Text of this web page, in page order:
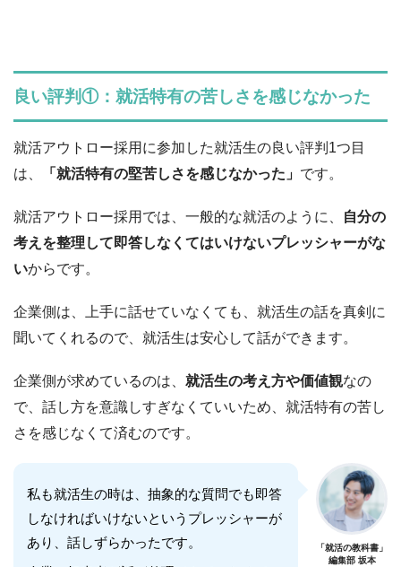
良い評判①：就活特有の苦しさを感じなかった
就活アウトロー採用に参加した就活生の良い評判1つ目
は、
「就活特有の堅苦しさを感じなかった」 です。
就活アウトロー採用では、一般的な就活のように、
自分の
考えを整理して即答しなくてはいけないプレッシャーがな
いからです。
企業側は、上手に話せていなくても、就活生の話を真剣に
聞いてくれるので、就活生は安心して話ができます。
企業側が求めているのは、 就活生の考え方や価値観なの
で、話し方を意識しすぎなくていいため、就活特有の苦し
さを感じなくて済むのです。
私も就活生の時は、抽象的な質問でも即答
しなければいけないというプレッシャーが
あり、話しずらかったです。
「就活の教科書」
編集部 坂本